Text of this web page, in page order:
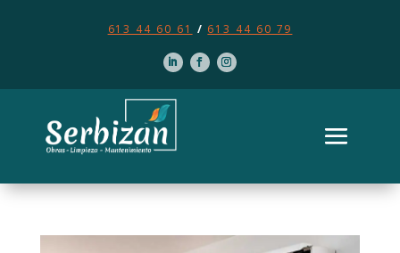
613 44 60 61 / 613 44 60 79